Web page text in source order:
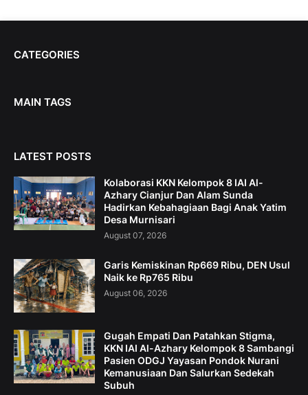
CATEGORIES
MAIN TAGS
LATEST POSTS
Kolaborasi KKN Kelompok 8 IAI Al-
Azhary Cianjur Dan Alam Sunda
Hadirkan Kebahagiaan Bagi Anak Yatim
Desa Murnisari
August 07, 2026
Garis Kemiskinan Rp669 Ribu, DEN Usul
Naik ke Rp765 Ribu
August 06, 2026
Gugah Empati Dan Patahkan Stigma,
KKN IAI Al-Azhary Kelompok 8 Sambangi
Pasien ODGJ Yayasan Pondok Nurani
Kemanusiaan Dan Salurkan Sedekah
Subuh